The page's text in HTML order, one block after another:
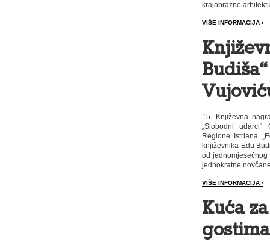
krajobrazne
VIŠE INFORMACIJA ›
15. Književna
„Slobodni
Regione Istriana
književnika Edu
od
jednokratne
VIŠE INFORMACIJA ›
Kuća